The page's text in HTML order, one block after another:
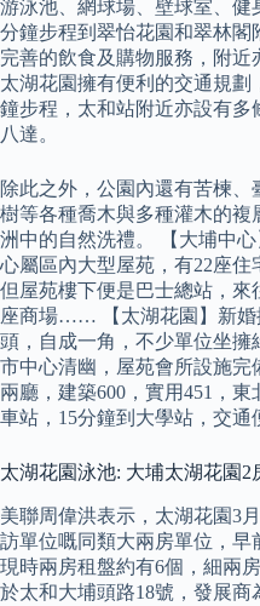
游泳池、網球場、壁球室、健
分鐘步程到翠怡花園和翠林
完善的飲食及購物服務，附近
太湖花園擁有便利的交通規劃
鐘步程，太和站附近亦設有多
八達。
除此之外，公園內還有苦楝
樹等各種喬木與多種灌木的
洲中的自然洗禮。 【大埔中
心屬區內大型屋苑，有22座住
但屋苑樓下便是巴士總站，
座商場…… 【太湖花園】新婚
頭，自成一角，不少單位坐
市中心清幽，屋苑會所設施
兩廳，建築600，實用451，
車站，15分鐘到大學站，交通
太湖花園泳池: 大埔太湖花園
美聯周偉洪表示，太湖花園3
訪單位嘅同類大兩房單位，早
現時兩房租盤約有6個，細兩
於太和大埔頭路18號，發展商